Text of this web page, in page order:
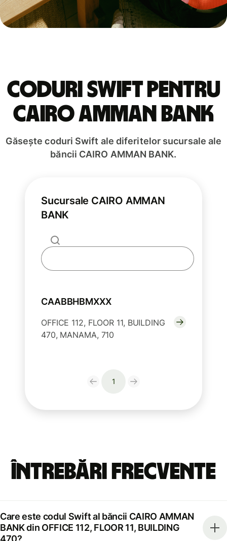
Coduri Swift pentru
CAIRO AMMAN BANK
Găsește coduri Swift ale diferitelor sucursale ale
băncii CAIRO AMMAN BANK.
Sucursale CAIRO AMMAN
BANK
CAABBHBMXXX
OFFICE 112, FLOOR 11, BUILDING
470, MANAMA, 710
1
Întrebări frecvente
Care este codul Swift al băncii CAIRO AMMAN
BANK din OFFICE 112, FLOOR 11, BUILDING
470?